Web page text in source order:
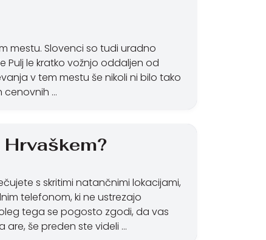
mestu. Slovenci so tudi uradno
Pulj le kratko vožnjo oddaljen od
v tem mestu še nikoli ni bilo tako
cenovnih …
s skritimi natančnimi lokacijami,
telefonom, ki ne ustrezajo
tega se pogosto zgodi, da vas
še preden ste videli …